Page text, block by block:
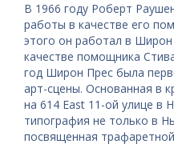
В 1966 году Роберт
работы в качестве его
этого он работал в
качестве помощника
год Широн Прес была
арт-сцены. Основанная в
на 614 East 11-ой улице в
типография не только в
посвященная